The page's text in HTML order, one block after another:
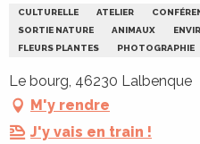
CULTURELLE ATELIER
SORTIE NATURE
ANIMAUX
FLEURS PLANTES
PHOTOGRAPHIE
Le bourg, 46230 Lalbenque
M'y rendre
J'y vais en train !